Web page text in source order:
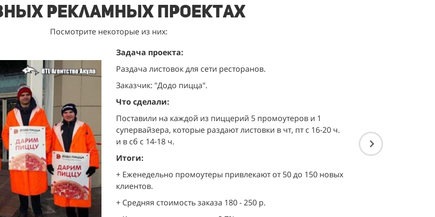
рекламных проектах
Посмотрите некоторые из них:
Задача проекта:
Раздача листовок для сети ресторанов.
Заказчик: "Додо пицца".
Что сделали:
Поставили на каждой из пиццерий 5 промоутеров и 1
супервайзера, которые раздают листовки в чт, пт с 16-20 ч.
и в сб с 14-18 ч.
Итоги:
+ Еженедельно промоутеры привлекают от 50 до 150 новых
клиентов.
+ Средняя стоимость заказа 180 - 250 р.